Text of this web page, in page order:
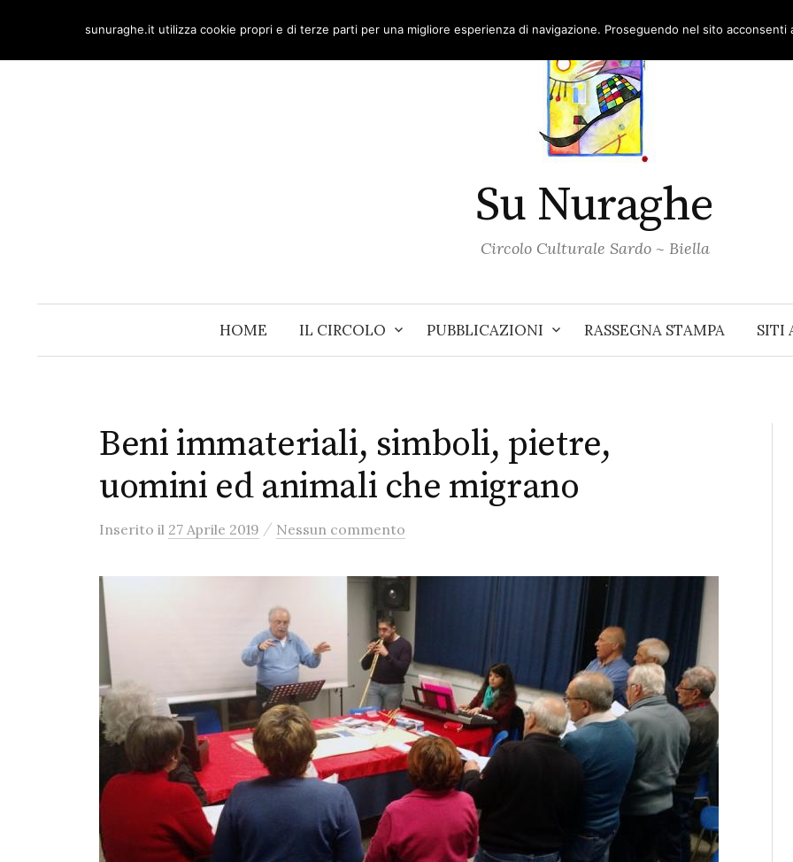
content
Su Nuraghe
Circolo Culturale Sardo ~ Biella
HOME IL CIRCOLO PUBBLICAZIONI RASSEGNA STAMPA SITI
Beni immateriali, simboli, pietre,
uomini ed animali che migrano
Inserito il 27 Aprile 2019 / Nessun commento
sunuraghe.it utilizza cookie propri e di terze parti per una migliore esperienza di navigazione. Proseguendo nel sito acconsenti